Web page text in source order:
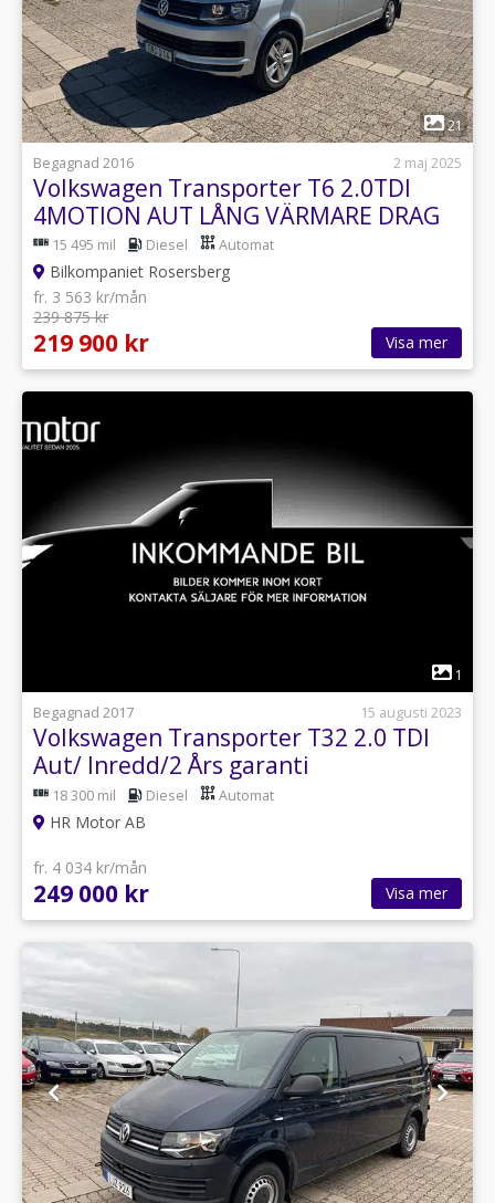
1
21
Begagnad 2016
2 maj 2025
Volkswagen Transporter T6 2.0TDI
4MOTION AUT LÅNG VÄRMARE DRAG
15 495 mil Diesel Automat
Bilkompaniet Rosersberg
fr. 3 563 kr/mån
239 875 kr
219 900 kr Visa mer
1
Begagnad 2017
15 augusti 2023
Volkswagen Transporter T32 2.0 TDI
Aut/ Inredd/2 Års garanti
18 300 mil Diesel Automat
HR Motor AB
fr. 4 034 kr/mån
249 000 kr Visa mer